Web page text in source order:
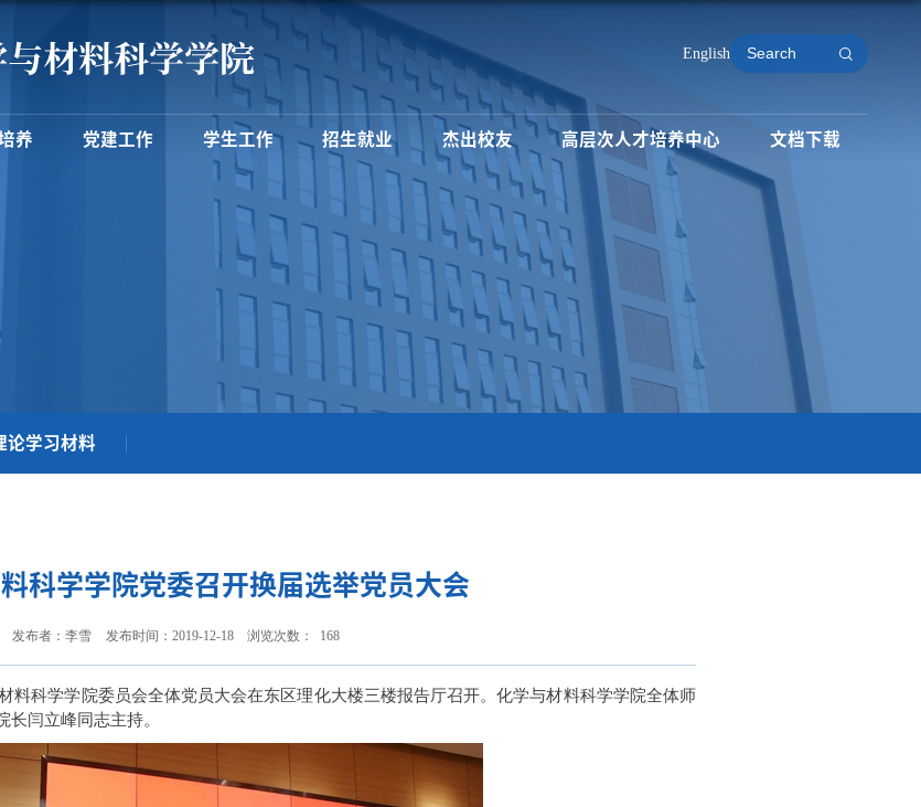
English
养 党建工作 学生工作 招生就业 杰出校友 高层次人才培养中心 文档下载
论学习材料
科学学院党委召开换届选举党员大会
发布者：李雪 发布时间：2019-12-18 浏览次数： 168
料科学学院委员会全体党员大会在东区理化大楼三楼报告厅召开。化学与材料科学学院全体师
闫立峰同志主持。